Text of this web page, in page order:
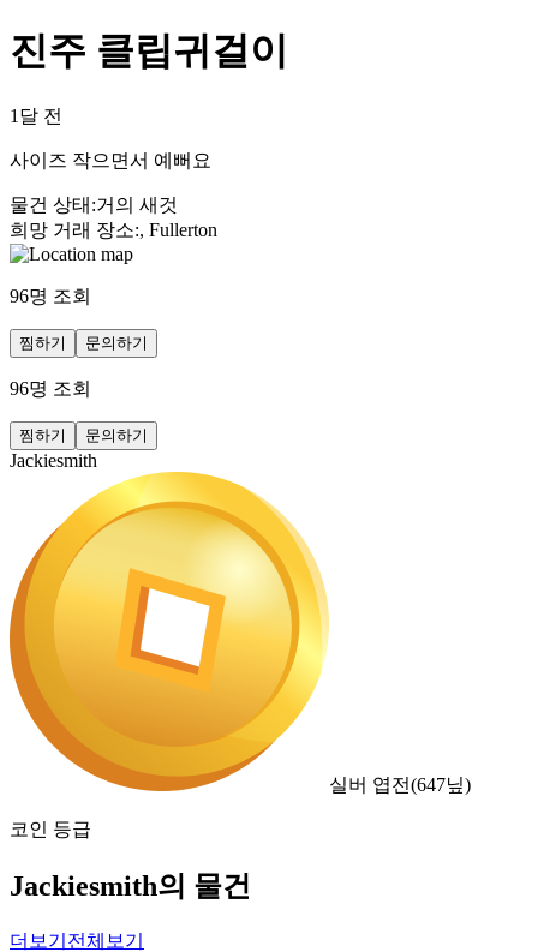
진주 클립귀걸이
1달 전
사이즈 작으면서 예뻐요
물건 상태 :거의 새것
희망 거래 장소:, Fullerton
96명 조회
찜하기 문의하기
96명 조회
찜하기 문의하기
Jackiesmith
실버 엽전(647닢)
코인 등급
Jackiesmith의 물건
더보기 전체보기